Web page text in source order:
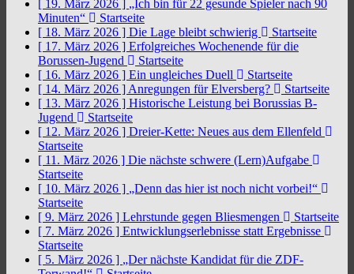
[ 19. März 2026 ] „Ich bin für 22 gesunde Spieler nach 90
Minuten“
Startseite
[ 18. März 2026 ] Die Lage bleibt schwierig
Startseite
[ 17. März 2026 ] Erfolgreiches Wochenende für die
Borussen-Jugend
Startseite
[ 16. März 2026 ] Ein ungleiches Duell
Startseite
[ 14. März 2026 ] Anregungen für Elversberg?
Startseite
[ 13. März 2026 ] Historische Leistung bei Borussias B-
Jugend
Startseite
[ 12. März 2026 ] Dreier-Kette: Neues aus dem Ellenfeld
Startseite
[ 11. März 2026 ] Die nächste schwere (Lern)Aufgabe
Startseite
[ 10. März 2026 ] „Denn das hier ist noch nicht vorbei!“
Startseite
[ 9. März 2026 ] Lehrstunde gegen Bliesmengen
Startseite
[ 7. März 2026 ] Entwicklungserlebnisse statt Ergebnisse
Startseite
[ 5. März 2026 ] „Der nächste Kandidat für die ZDF-